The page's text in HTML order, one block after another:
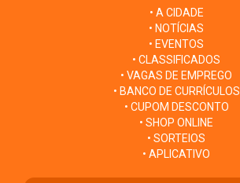
• A CIDADE
• NOTÍCIAS
• EVENTOS
• CLASSIFICADOS
• VAGAS DE EMPREGO
• BANCO DE CURRÍCULOS
• CUPOM DESCONTO
• SHOP ONLINE
• SORTEIOS
• APLICATIVO